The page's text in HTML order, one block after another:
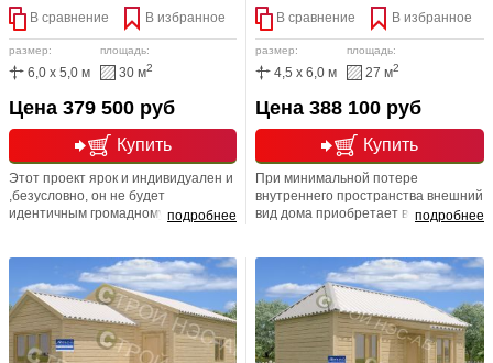
В сравнение В избранное
размер:
6,0 x 5,0 м
площадь:
30 м2
Купить
Цена 379 500 руб
подробнее
Этот проект ярок и индивидуален и
,безусловно, он не будет
идентичным громадному
вашего удобства мы решили
предложить возможность
обустройства чердака в крыше
домика. Чердак получится не
большим, но там прекрасно можно
будет хранить утварь
В сравнение В избранное
размер:
4,5 x 6,0 м
площадь:
27 м2
Купить
Цена 388 100 руб
подробнее
При минимальной потере
внутреннего пространства внешний
вид дома приобретает весьма
нестандартной кровельной
системы, миловидный внешний вид
дому придает смещение конька
крыши. Отличный вариант для
круглодичного проживания